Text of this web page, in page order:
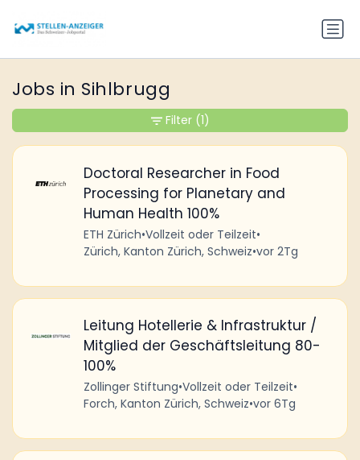
Jobs in Sihlbrugg
Doctoral Researcher in Food
Processing for Planetary and
Human Health 100%
ETH Zürich•Vollzeit oder Teilzeit•
Zürich, Kanton Zürich, Schweiz•vor 2Tg
Leitung Hotellerie & Infrastruktur /
Mitglied der Geschäftsleitung 80-
100%
Zollinger Stiftung•Vollzeit oder Teilzeit•
Forch, Kanton Zürich, Schweiz•vor 6Tg
Filter (1)